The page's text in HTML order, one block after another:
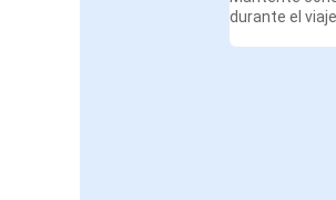
durante el viaje